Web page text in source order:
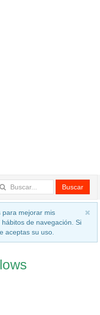
Buscar
para mejorar mis
de navegación. Si
aceptas su uso.